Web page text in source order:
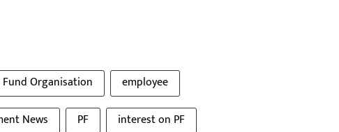
Organisation
employee
News PF
interest on PF